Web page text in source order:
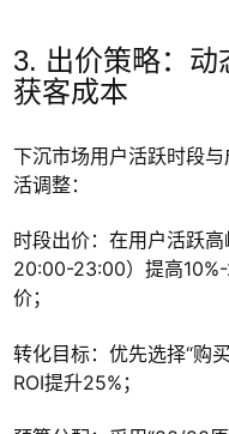
3. 出价策略：
获客成本
下沉市场用户活跃时段
活调整：
时段出价：在用户活跃
20:00-23:00）提高
价；
转化目标：优先选择“购
ROI提升25%；